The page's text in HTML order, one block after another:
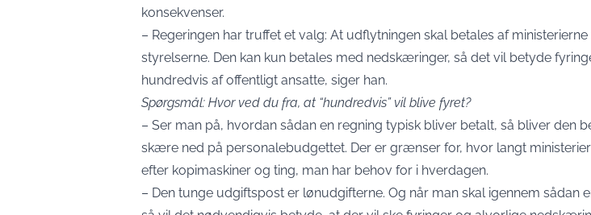
konsekvenser.
– Regeringen har truffet et valg: At udflytningen skal betales af ministerierne
styrelserne. Den kan kun betales med nedskæringer, så det vil betyde
hundredvis af offentligt ansatte, siger han.
Spørgsmål: Hvor ved du fra, at “hundredvis” vil blive fyret?
– Ser man på, hvordan sådan en regning typisk bliver betalt, så bliver den
skære ned på personalebudgettet. Der er grænser for, hvor langt
efter kopimaskiner og ting, man har behov for i hverdagen.
– Den tunge udgiftspost er lønudgifterne. Og når man skal igennem sådan